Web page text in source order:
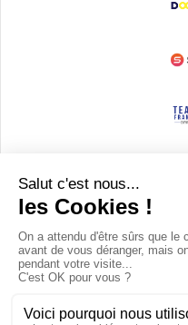
© Copyright 2008 / 2026,